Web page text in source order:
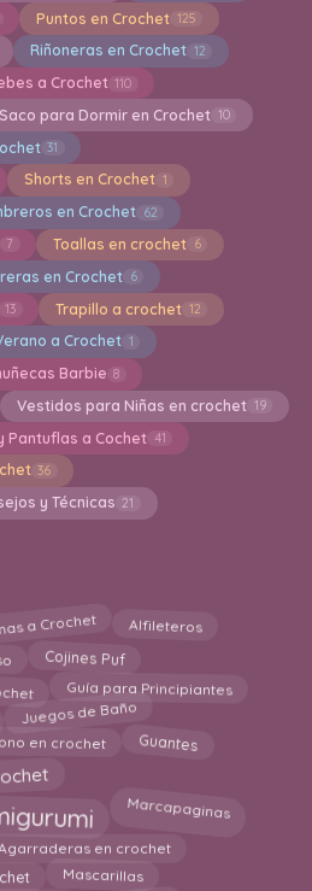
Puntos en Crochet 125
Riñoneras en Crochet 12
a Crochet 110
Saco para Dormir en Crochet 10
31
Shorts en Crochet 1
en Crochet 62
7 Toallas en crochet 6
en Crochet 6
13 Trapillo a crochet 12
a Crochet 1
Barbie 8
Vestidos para Niñas en crochet 19
Pantuflas a Cochet 41
36
y Técnicas 21
a Crochet Alfileteros
Cojines Puf
Guía para Principiantes
Juegos de Baño
en crochet Guantes
Marcapaginas
Agarraderas en crochet
Mascarillas